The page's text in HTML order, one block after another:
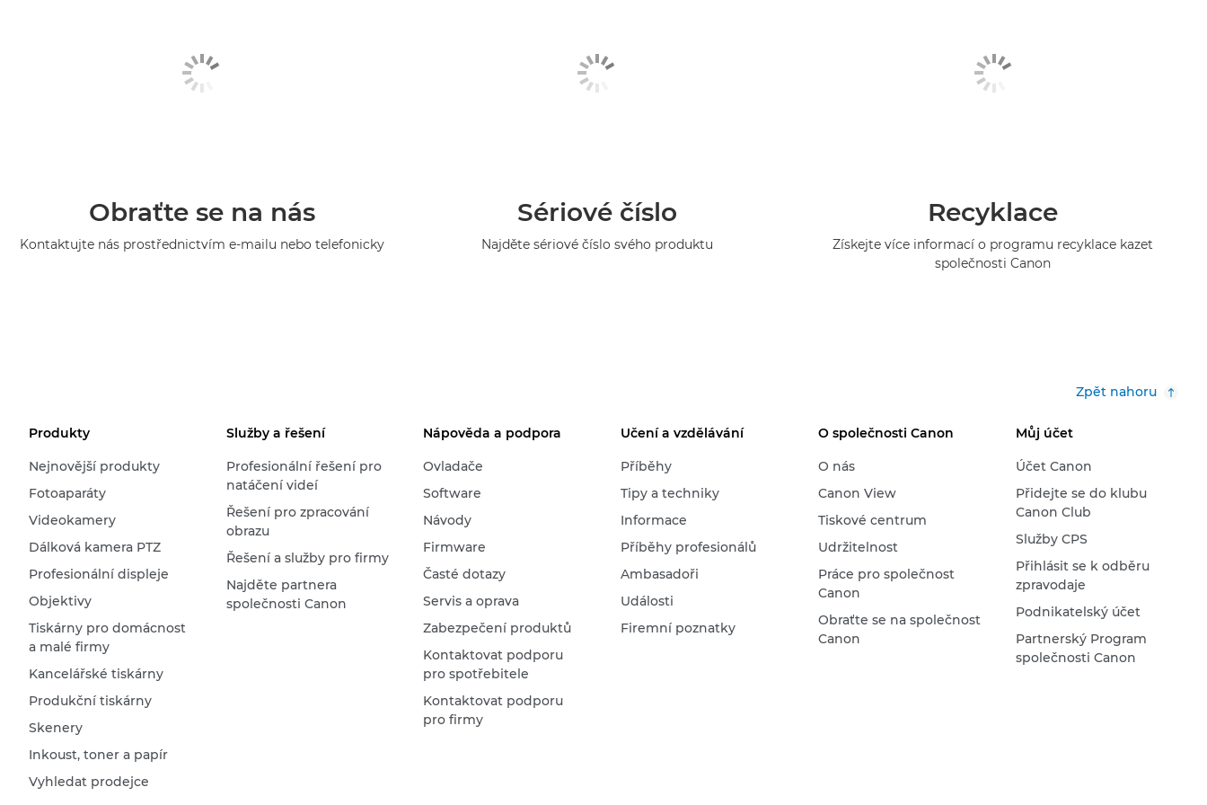
Obraťte se na nás
Kontaktujte nás prostřednictvím e-mailu nebo telefonicky
Sériové číslo
Najděte sériové číslo svého produktu
Recyklace
Získejte více informací o programu recyklace kazet
společnosti Canon
Zpět nahoru
Produkty
Nejnovější produkty
Fotoaparáty
Videokamery
Dálková kamera PTZ
Profesionální displeje
Objektivy
Tiskárny pro domácnost
a malé firmy
Kancelářské tiskárny
Produkční tiskárny
Skenery
Inkoust, toner a papír
Vyhledat prodejce
Služby a řešení
Profesionální řešení pro
natáčení videí
Řešení pro zpracování
obrazu
Řešení a služby pro firmy
Najděte partnera
společnosti Canon
Nápověda a podpora
Ovladače
Software
Návody
Firmware
Časté dotazy
Servis a oprava
Zabezpečení produktů
Kontaktovat podporu
pro spotřebitele
Kontaktovat podporu
pro firmy
Učení a vzdělávání
Příběhy
Tipy a techniky
Informace
Příběhy profesionálů
Ambasadoři
Události
Firemní poznatky
O společnosti Canon
O nás
Canon View
Tiskové centrum
Udržitelnost
Práce pro společnost
Canon
Obraťte se na společnost
Canon
Můj účet
Účet Canon
Přidejte se do klubu
Canon Club
Služby CPS
Přihlásit se k odběru
zpravodaje
Podnikatelský účet
Partnerský Program
společnosti Canon